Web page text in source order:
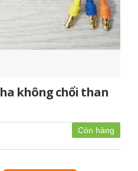
không chổi than
Còn hàng